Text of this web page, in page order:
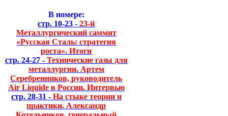
В номере:
стр. 10-23 - 23-й
Металлургический саммит
«Русская Сталь: стратегия
роста». Итоги
стр. 24-27 - Технические газы для
металлургии. Артем
Серебренников, руководитель
Air Liquide в России. Интервью
стр. 28-31 - На стыке теории и
практики. Александр